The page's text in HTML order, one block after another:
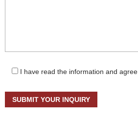
I have read the information and agree